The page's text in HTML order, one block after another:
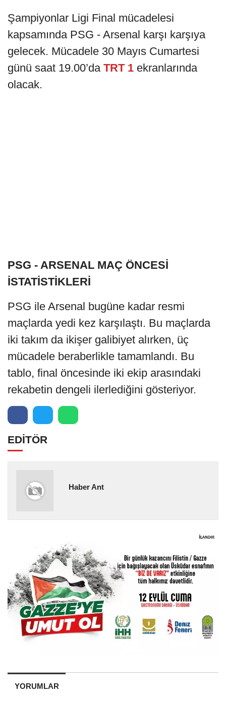
Şampiyonlar Ligi Final mücadelesi
kapsamında PSG - Arsenal karşı karşıya
gelecek. Mücadele 30 Mayıs Cumartesi
günü saat 19.00’da TRT 1 ekranlarında
olacak.
PSG - ARSENAL MAÇ ÖNCESİ
İSTATİSTİKLERİ
PSG ile Arsenal bugüne kadar resmi
maçlarda yedi kez karşılaştı. Bu maçlarda
iki takım da ikişer galibiyet alırken, üç
mücadele beraberlikle tamamlandı. Bu
tablo, final öncesinde iki ekip arasındaki
rekabetin dengeli ilerlediğini gösteriyor.
EDİTÖR
Haber Ant
YORUMLAR